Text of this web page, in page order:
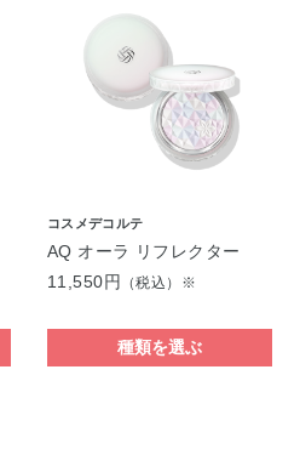
コスメデコルテ
AQ オーラ リフレクター
11,550円
（税込）※
種類を選ぶ